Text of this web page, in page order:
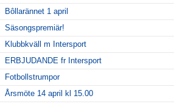
Bôllarännet 1 april
Säsongspremiär!
Klubbkväll m Intersport
ERBJUDANDE fr Intersport
Fotbollstrumpor
Årsmöte 14 april kl 15.00